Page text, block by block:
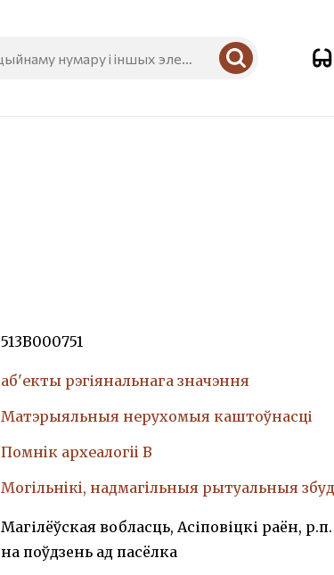
513В000751
аб'екты рэгіянальнага значэння
Матэрыяльныя нерухомыя каштоўнасці
Помнiк археалогii В
Могiльнiкi, надмагiльныя рытуальныя
Магілёўская вобласць, Асіповіцкі раён,
на поўдзень ад пасёлка